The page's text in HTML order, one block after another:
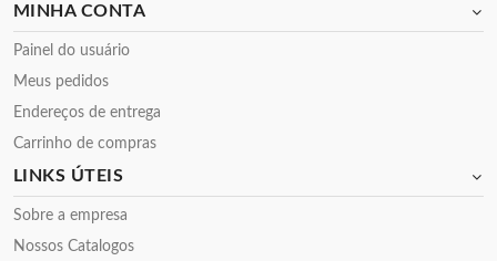
MINHA CONTA
Painel do usuário
Meus pedidos
Endereços de entrega
Carrinho de compras
LINKS ÚTEIS
Sobre a empresa
Nossos Catalogos